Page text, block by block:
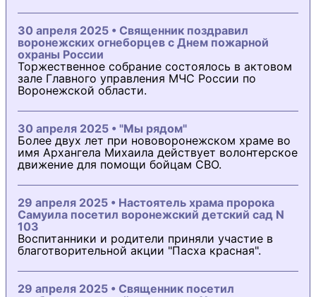
30 апреля 2025 • Священник поздравил
воронежских огнеборцев с Днем пожарной
охраны России
Торжественное собрание состоялось в актовом
зале Главного управления МЧС России по
Воронежской области.
30 апреля 2025 • "Мы рядом"
Более двух лет при нововоронежском храме во
имя Архангела Михаила действует волонтерское
движение для помощи бойцам СВО.
29 апреля 2025 • Настоятель храма пророка
Самуила посетил воронежский детский сад N
103
Воспитанники и родители приняли участие в
благотворительной акции "Пасха красная".
29 апреля 2025 • Священник посетил